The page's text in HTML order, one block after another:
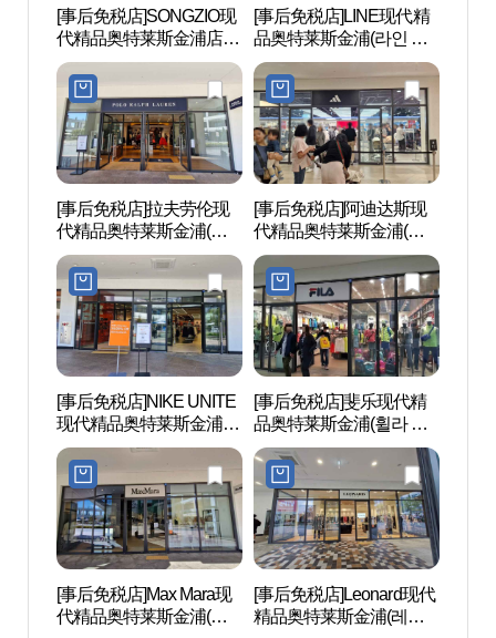
[事后免税店]SONGZIO现
代精品奥特莱斯金浦店
(송지오 현대프리미엄아
울렛 김포점)
[事后免税店]LINE现代精
品奥特莱斯金浦(라인 현
대프리미엄아울렛 김포
점)
[事后免税店]拉夫劳伦现
代精品奥特莱斯金浦(폴
로랄프로렌 현대프리미
엄아울렛 김포점)
[事后免税店]阿迪达斯现
代精品奥特莱斯金浦(아
디다스 현대프리미엄아
울렛 김포점)
[事后免税店]NIKE UNITE
现代精品奥特莱斯金浦店
(나이키유나이트 현대프
리미엄아울렛 김포점)
[事后免税店]斐乐现代精
品奥特莱斯金浦(휠라 현
대프리미엄아울렛 김포
점)
[事后免税店]Max Mara现
代精品奥特莱斯金浦(막
[事后免税店]Leonard现代
精品奥特莱斯金浦(레오